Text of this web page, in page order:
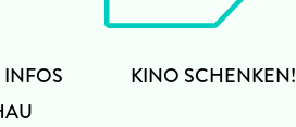
INFOS KINO SCHENKEN!